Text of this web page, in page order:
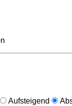
Aufsteigend